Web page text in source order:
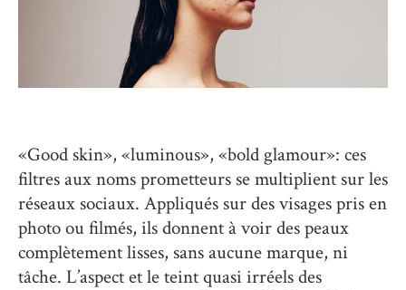
«Good skin», «luminous», «bold glamour»: ces
filtres aux noms prometteurs se multiplient sur les
réseaux sociaux. Appliqués sur des visages pris en
photo ou filmés, ils donnent à voir des peaux
complètement lisses, sans aucune marque, ni
tâche. L’aspect et le teint quasi irréels des